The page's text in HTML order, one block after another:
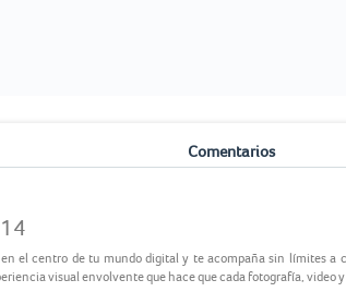
Comentarios
el centro de tu mundo digital y te acompaña sin límites a
visual envolvente que hace que cada fotografía, video